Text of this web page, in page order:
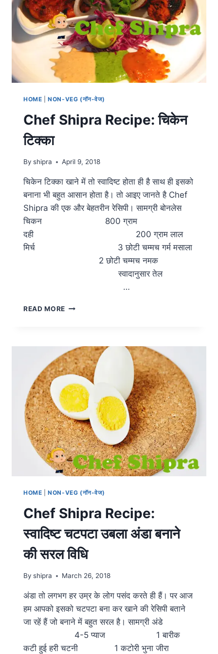
HOME |NON-VEG (नॉन-वेज)
Chef Shipra Recipe: चिकेन
टिक्का
By shipra April 9, 2018
चिकेन टिक्का खाने में तो स्वादिष्ट होता ही है साथ ही इसको
बनाना भी बहुत आसान होता है। तो आइए जानते है Chef
Shipra की एक और बेहतरीन रेसिपी। सामग्री बोनलेस
चिकन 800 ग्राम
दही 200 ग्राम लाल
मिर्च 3 छोटी चम्मच गर्म मसाला
2 छोटी चम्मच नमक
स्वादानुसार तेल
…
READ MORE
HOME |NON-VEG (नॉन-वेज)
Chef Shipra Recipe:
स्वादिष्ट चटपटा उबला अंडा बनाने
की सरल विधि
By shipra March 26, 2018
अंडा तो लगभग हर उम्र के लोग पसंद करते ही हैं। पर आज
हम आपको इसको चटपटा बना कर खाने की रेसिपी बताने
जा रहें हैं जो बनाने में बहुत सरल है। सामग्री अंडे
4-5 प्याज 1 बारीक
कटी हुई हरी चटनी 1 कटोरी भुना जीरा